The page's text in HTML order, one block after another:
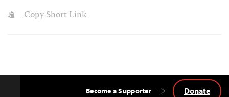
Copy Short Link
Become a Supporter Donate